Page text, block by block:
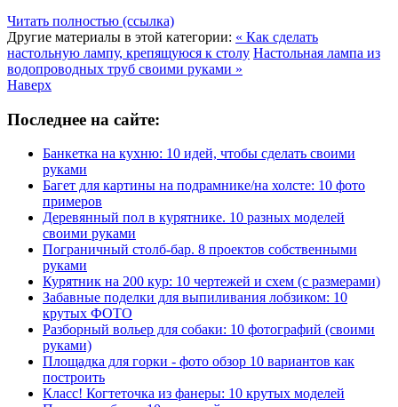
Читать полностью (ссылка)
Другие материалы в этой категории: « Как сделать
настольную лампу, крепящуюся к столу Настольная лампа из
водопроводных труб своими руками »
Наверх
Последнее на сайте:
Банкетка на кухню: 10 идей, чтобы сделать своими
руками
Багет для картины на подрамнике/на холсте: 10 фото
примеров
Деревянный пол в курятнике. 10 разных моделей
своими руками
Пограничный столб-бар. 8 проектов собственными
руками
Курятник на 200 кур: 10 чертежей и схем (с размерами)
Забавные поделки для выпиливания лобзиком: 10
крутых ФОТО
Разборный вольер для собаки: 10 фотографий (своими
руками)
Площадка для горки - фото обзор 10 вариантов как
построить
Класс! Когтеточка из фанеры: 10 крутых моделей